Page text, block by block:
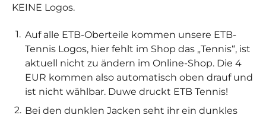
KEINE Logos.
Auf alle ETB-Oberteile kommen unsere ETB-
Tennis Logos, hier fehlt im Shop das „Tennis“, ist
aktuell nicht zu ändern im Online-Shop. Die 4
EUR kommen also automatisch oben drauf und
ist nicht wählbar. Duwe druckt ETB Tennis!
Bei den dunklen Jacken seht ihr ein dunkles